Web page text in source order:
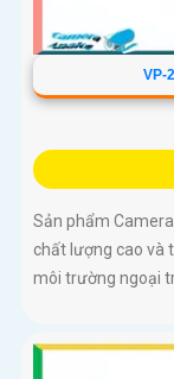
VP-
Sản phẩm
chất lượng cao và
môi trường ngoại